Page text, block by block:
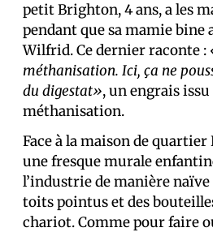
petit Brighton, 4 ans, a les
pendant que sa mamie bine
Wilfrid. Ce dernier raconte :
méthanisation. Ici, ça ne
du digestat», un engrais
méthanisation.
Face à la maison de quartier
une fresque murale
l’industrie de manière
toits pointus et des
chariot. Comme pour faire